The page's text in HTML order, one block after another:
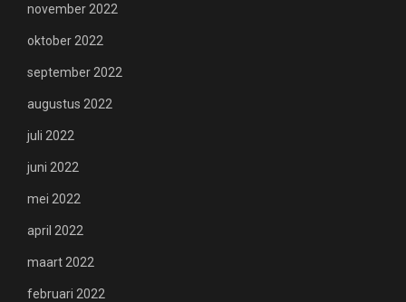
november 2022
oktober 2022
september 2022
augustus 2022
juli 2022
juni 2022
mei 2022
april 2022
maart 2022
februari 2022